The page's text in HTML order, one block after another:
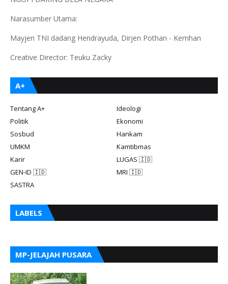
Narasumber Utama:
Mayjen TNI dadang Hendrayuda, Dirjen Pothan - Kemhan
Creative Director: Teuku Zacky
A+
Tentang A+
Ideologi
Politik
Ekonomi
Sosbud
Hankam
UMKM
Kamtibmas
Karir
LUGAS 🇮🇩
GEN-ID 🇮🇩
MRI 🇮🇩
SASTRA
LABELS
MP-JELAJAH PUSARA